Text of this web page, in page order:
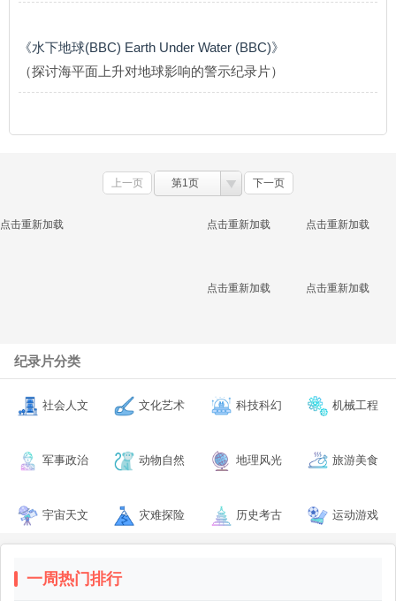
《水下地球(BBC) Earth Under Water (BBC)》
（探讨海平面上升对地球影响的警示纪录片）
上一页 第1页 下一页
点击重新加载 点击重新加载 点击重新加载
点击重新加载 点击重新加载
纪录片分类
社会人文 文化艺术 科技科幻 机械工程
军事政治 动物自然 地理风光 旅游美食
宇宙天文 灾难探险 历史考古 运动游戏
一周热门排行